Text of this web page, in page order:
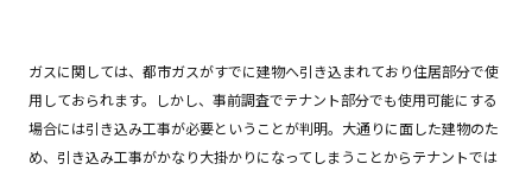
ガスに関しては、都市ガスがすでに建物へ引き込まれており住居部分で使
用しておられます。しかし、事前調査でテナント部分でも使用可能にする
場合には引き込み工事が必要ということが判明。大通りに面した建物のた
め、引き込み工事がかなり大掛かりになってしまうことからテナントでは